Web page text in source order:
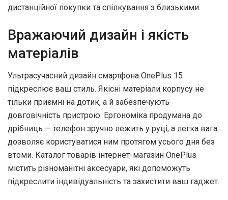
дистанційної покупки та спілкування з близькими.
Вражаючий дизайн і якість
матеріалів
Ультрасучасний дизайн смартфона OnePlus 15
підкреслює ваш стиль. Якісні матеріали корпусу не
тільки приємні на дотик, а й забезпечують
довговічність пристрою. Ергономіка продумана до
дрібниць — телефон зручно лежить у руці, а легка вага
дозволяє користуватися ним протягом усього дня без
втоми. Каталог товарів інтернет-магазин OnePlus
містить різноманітні аксесуари, які допоможуть
підкреслити індивідуальність та захистити ваш гаджет.